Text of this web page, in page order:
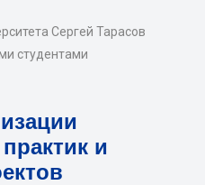
Сергей Тарасов
студентами
и